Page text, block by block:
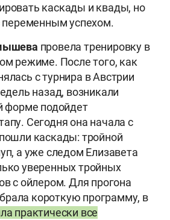
каскады и квады, но
переменным успехом.
провела тренировку в
режиме. После того, как
с турнира в Австрии
назад, возникали
форме подойдет
Сегодня она начала с
каскады: тройной
а уже следом Елизавета
уверенных тройных
с ойлером. Для прогона
короткую программу, в
практически все